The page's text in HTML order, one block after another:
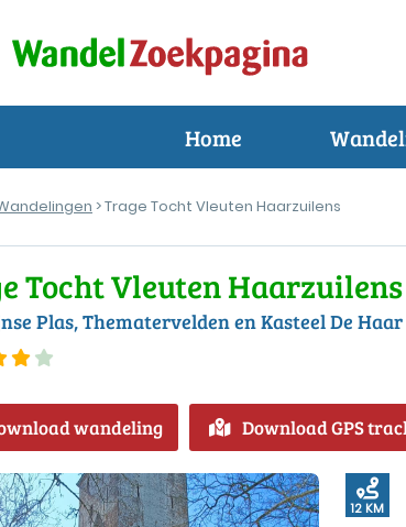
Home
> Trage Tocht Vleuten Haarzuilens
Tocht Vleuten Haarzuilens
Plas, Thematervelden en Kasteel De Haar
wandeling Download GPS
12 KM